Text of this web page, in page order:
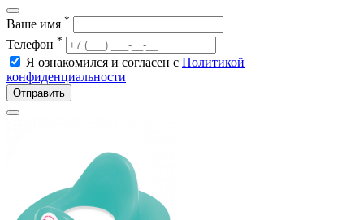
Ваше имя *
Телефон *
Я ознакомился и согласен с Политикой
конфиденциальности
Отправить